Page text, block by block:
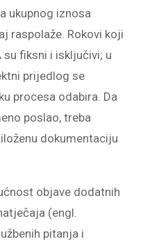
ukupnog iznosa
raspolaže. Rokovi koji
fiksni i isključivi; u
prijedlog se
procesa odabira. Da
poslao, treba
dokumentaciju
objave dodatnih
(engl.
pitanja i